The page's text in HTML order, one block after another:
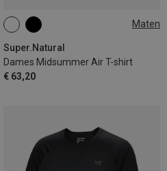
Maten
Super.Natural
Dames Midsummer Air T-shirt
€ 63,20
XS S